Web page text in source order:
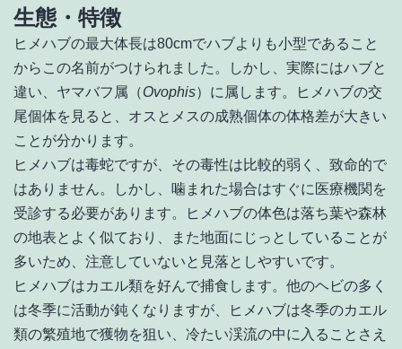
生態・特徴
ヒメハブの最大体長は80cmでハブよりも小型であること
からこの名前がつけられました。しかし、実際にはハブと
違い、ヤマバフ属（Ovophis）に属します。ヒメハブの交
尾個体を見ると、オスとメスの成熟個体の体格差が大きい
ことが分かります。
ヒメハブは毒蛇ですが、その毒性は比較的弱く、致命的で
はありません。しかし、噛まれた場合はすぐに医療機関を
受診する必要があります。ヒメハブの体色は落ち葉や森林
の地表とよく似ており、また地面にじっとしていることが
多いため、注意していないと見落としやすいです。
ヒメハブはカエル類を好んで捕食します。他のヘビの多く
は冬季に活動が鈍くなりますが、ヒメハブは冬季のカエル
類の繁殖地で獲物を狙い、冷たい渓流の中に入ることさえ